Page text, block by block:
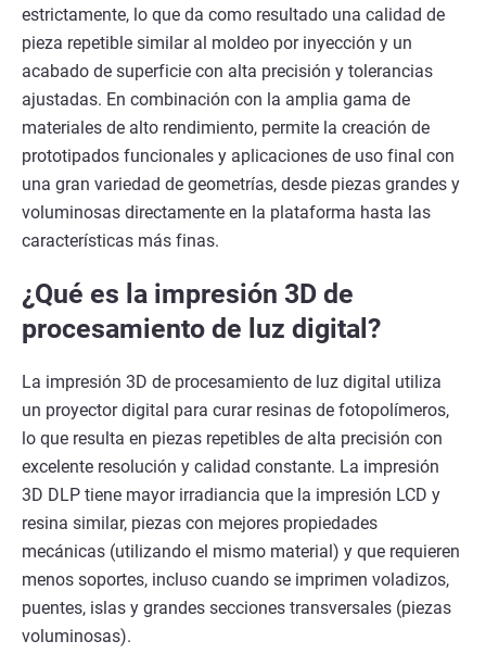
estrictamente, lo que da como resultado una calidad de
pieza repetible similar al moldeo por inyección y un
acabado de superficie con alta precisión y tolerancias
ajustadas. En combinación con la amplia gama de
materiales de alto rendimiento, permite la creación de
prototipados funcionales y aplicaciones de uso final con
una gran variedad de geometrías, desde piezas grandes y
voluminosas directamente en la plataforma hasta las
características más finas.
¿Qué es la impresión 3D de
procesamiento de luz digital?
La impresión 3D de procesamiento de luz digital utiliza
un proyector digital para curar resinas de fotopolímeros,
lo que resulta en piezas repetibles de alta precisión con
excelente resolución y calidad constante. La impresión
3D DLP tiene mayor irradiancia que la impresión LCD y
resina similar, piezas con mejores propiedades
mecánicas (utilizando el mismo material) y que requieren
menos soportes, incluso cuando se imprimen voladizos,
puentes, islas y grandes secciones transversales (piezas
voluminosas).